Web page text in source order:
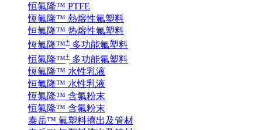
恒氟隆™ PTFE
恆氟隆™ 熱熔性氟塑料
恒氟隆™ 热熔性氟塑料
恆氟隆™+ 多功能氟塑料
恒氟隆™+ 多功能氟塑料
恆氟隆™ 水性乳液
恒氟隆™ 水性乳液
恆氟隆™ 含氟粉末
恒氟隆™ 含氟粉末
泰岳™ 氟塑料擠出及管材